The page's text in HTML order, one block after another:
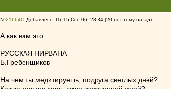
№21664 Добавлено: Пт 15 Сен 06, 23:34 (20 лет тому назад)
А как вам это:
РУССКАЯ НИРВАНА
Б.Гребенщиков
На чем ты медитируешь, подруга светлых дней?